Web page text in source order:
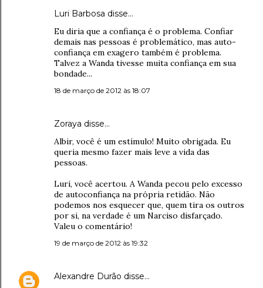
Luri Barbosa disse…
Eu diria que a confiança é o problema. Confiar
demais nas pessoas é problemático, mas auto-
confiança em exagero também é problema.
Talvez a Wanda tivesse muita confiança em sua
bondade...
18 de março de 2012 às 18:07
Zoraya disse…
Albir, você é um estímulo! Muito obrigada. Eu
queria mesmo fazer mais leve a vida das
pessoas.
Luri, você acertou. A Wanda pecou pelo excesso
de autoconfiança na própria retidão. Não
podemos nos esquecer que, quem tira os outros
por si, na verdade é um Narciso disfarçado.
Valeu o comentário!
19 de março de 2012 às 19:32
Alexandre Durão disse…